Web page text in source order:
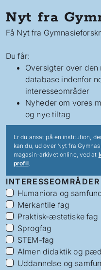
Nyt fra
Få Nyt fra
Du får:
Oversigter over
database indenfor
interesseområder
Nyheder om vores
og nye tiltag
Er du ansat på en institution,
kan du, ud over Nyt fra
magasin-arkivet online, ved at
profil.
INTERESSEOMRÅDER
Humaniora og
Merkantile fag
Praktisk-æstetiske fag
Sprogfag
STEM-fag
Almen didaktik og
Uddannelse og